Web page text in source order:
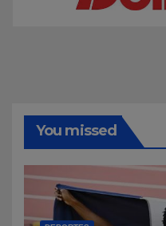
You missed